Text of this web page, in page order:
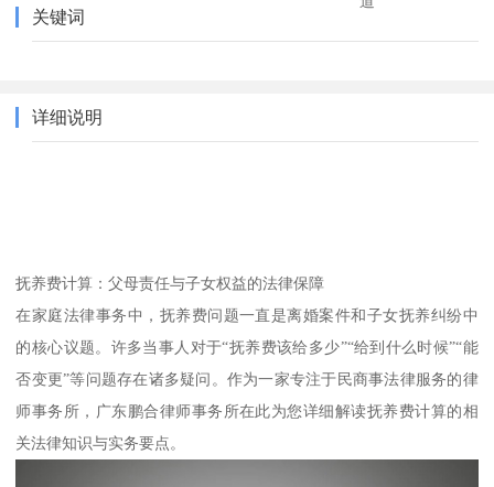
关键词
详细说明
抚养费计算：父母责任与子女权益的法律保障
在家庭法律事务中，抚养费问题一直是离婚案件和子女抚养纠纷中
的核心议题。许多当事人对于“抚养费该给多少”“给到什么时候”“能
否变更”等问题存在诸多疑问。作为一家专注于民商事法律服务的律
师事务所，广东鹏合律师事务所在此为您详细解读抚养费计算的相
关法律知识与实务要点。